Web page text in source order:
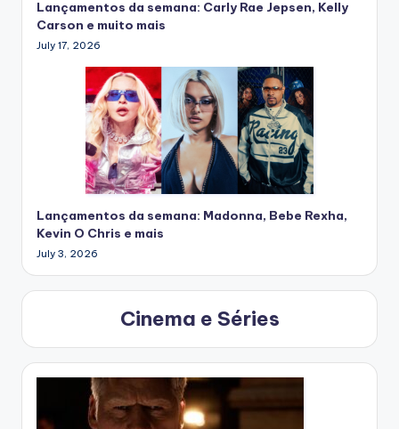
Lançamentos da semana: Carly Rae Jepsen, Kelly
Carson e muito mais
July 17, 2026
Lançamentos da semana: Madonna, Bebe Rexha,
Kevin O Chris e mais
July 3, 2026
Cinema e Séries